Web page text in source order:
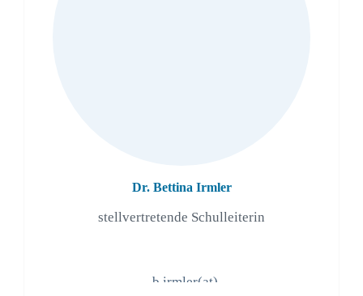
Dr. Bettina Irmler
stellvertretende Schulleiterin
b.irmler(at)